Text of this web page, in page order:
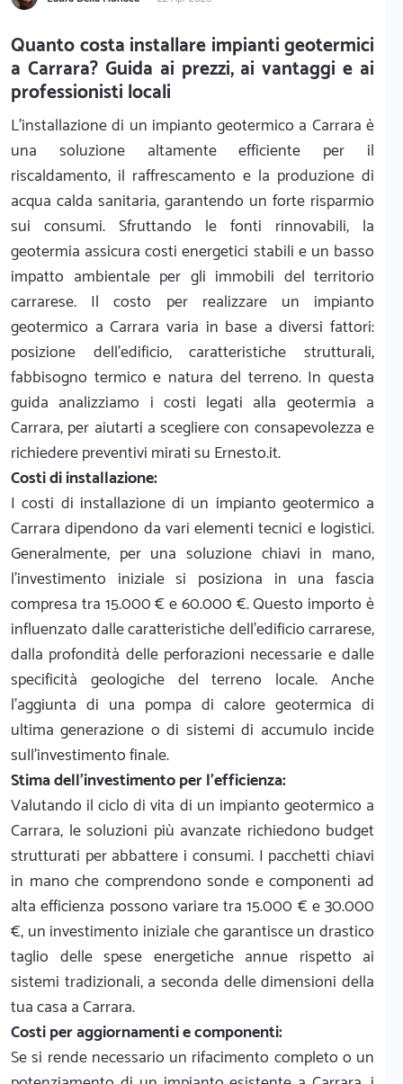
Quanto costa installare impianti geotermici
a Carrara? Guida ai prezzi, ai vantaggi e ai
professionisti locali
L'installazione di un impianto geotermico a Carrara è
una soluzione altamente efficiente per il
riscaldamento, il raffrescamento e la produzione di
acqua calda sanitaria, garantendo un forte risparmio
sui consumi. Sfruttando le fonti rinnovabili, la
geotermia assicura costi energetici stabili e un basso
impatto ambientale per gli immobili del territorio
carrarese. Il costo per realizzare un impianto
geotermico a Carrara varia in base a diversi fattori:
posizione dell'edificio, caratteristiche strutturali,
fabbisogno termico e natura del terreno. In questa
guida analizziamo i costi legati alla geotermia a
Carrara, per aiutarti a scegliere con consapevolezza e
richiedere preventivi mirati su Ernesto.it.
Costi di installazione:
I costi di installazione di un impianto geotermico a
Carrara dipendono da vari elementi tecnici e logistici.
Generalmente, per una soluzione chiavi in mano,
l'investimento iniziale si posiziona in una fascia
compresa tra 15.000 € e 60.000 €. Questo importo è
influenzato dalle caratteristiche dell'edificio carrarese,
dalla profondità delle perforazioni necessarie e dalle
specificità geologiche del terreno locale. Anche
l'aggiunta di una pompa di calore geotermica di
ultima generazione o di sistemi di accumulo incide
sull'investimento finale.
Stima dell'investimento per l'efficienza:
Valutando il ciclo di vita di un impianto geotermico a
Carrara, le soluzioni più avanzate richiedono budget
strutturati per abbattere i consumi. I pacchetti chiavi
in mano che comprendono sonde e componenti ad
alta efficienza possono variare tra 15.000 € e 30.000
€, un investimento iniziale che garantisce un drastico
taglio delle spese energetiche annue rispetto ai
sistemi tradizionali, a seconda delle dimensioni della
tua casa a Carrara.
Costi per aggiornamenti e componenti:
Se si rende necessario un rifacimento completo o un